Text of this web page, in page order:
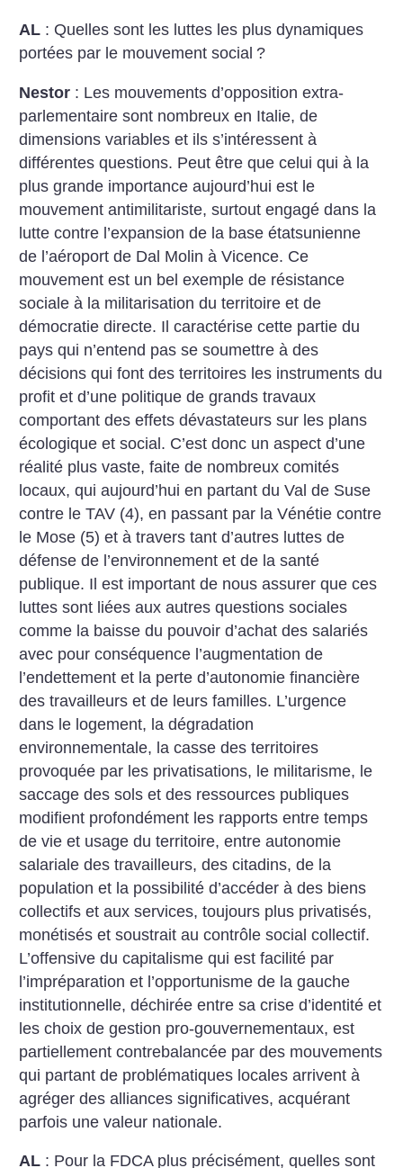
AL : Quelles sont les luttes les plus dynamiques
portées par le mouvement social ?
Nestor : Les mouvements d’opposition extra-
parlementaire sont nombreux en Italie, de
dimensions variables et ils s’intéressent à
différentes questions. Peut être que celui qui à la
plus grande importance aujourd’hui est le
mouvement antimilitariste, surtout engagé dans la
lutte contre l’expansion de la base étatsunienne
de l’aéroport de Dal Molin à Vicence. Ce
mouvement est un bel exemple de résistance
sociale à la militarisation du territoire et de
démocratie directe. Il caractérise cette partie du
pays qui n’entend pas se soumettre à des
décisions qui font des territoires les instruments du
profit et d’une politique de grands travaux
comportant des effets dévastateurs sur les plans
écologique et social. C’est donc un aspect d’une
réalité plus vaste, faite de nombreux comités
locaux, qui aujourd’hui en partant du Val de Suse
contre le TAV (4), en passant par la Vénétie contre
le Mose (5) et à travers tant d’autres luttes de
défense de l’environnement et de la santé
publique. Il est important de nous assurer que ces
luttes sont liées aux autres questions sociales
comme la baisse du pouvoir d’achat des salariés
avec pour conséquence l’augmentation de
l’endettement et la perte d’autonomie financière
des travailleurs et de leurs familles. L’urgence
dans le logement, la dégradation
environnementale, la casse des territoires
provoquée par les privatisations, le militarisme, le
saccage des sols et des ressources publiques
modifient profondément les rapports entre temps
de vie et usage du territoire, entre autonomie
salariale des travailleurs, des citadins, de la
population et la possibilité d’accéder à des biens
collectifs et aux services, toujours plus privatisés,
monétisés et soustrait au contrôle social collectif.
L’offensive du capitalisme qui est facilité par
l’impréparation et l’opportunisme de la gauche
institutionnelle, déchirée entre sa crise d’identité et
les choix de gestion pro-gouvernementaux, est
partiellement contrebalancée par des mouvements
qui partant de problématiques locales arrivent à
agréger des alliances significatives, acquérant
parfois une valeur nationale.
AL : Pour la FDCA plus précisément, quelles sont